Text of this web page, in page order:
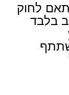
לחוק
בלבד